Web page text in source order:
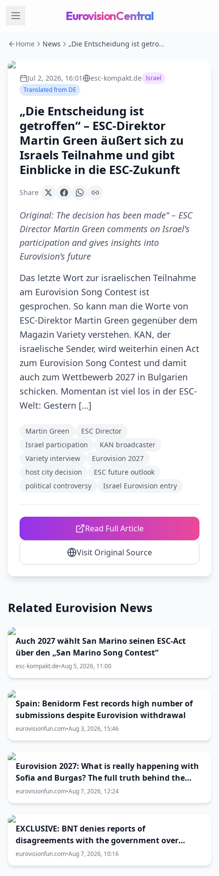
EurovisionCentral
Home News „Die Entscheidung ist getroffen“ – ESC-Direktor Martin Green äußert sich zu Israels Teilnahme und gibt Einblicke in die ESC-Zukunft
Jul 2, 2026, 16:01 esc-kompakt.de Israel
Translated from DE
„Die Entscheidung ist
getroffen“ – ESC-Direktor
Martin Green äußert sich zu
Israels Teilnahme und gibt
Einblicke in die ESC-Zukunft
Share
Original: The decision has been made" – ESC
Director Martin Green comments on Israel's
participation and gives insights into
Eurovision's future
Das letzte Wort zur israelischen Teilnahme
am Eurovision Song Contest ist
gesprochen. So kann man die Worte von
ESC-Direktor Martin Green gegenüber dem
Magazin Variety verstehen. KAN, der
israelische Sender, wird weiterhin einen Act
zum Eurovision Song Contest und damit
auch zum Wettbewerb 2027 in Bulgarien
schicken. Momentan ist viel los in der ESC-
Welt: Gestern […]
Martin Green
ESC Director
Israel participation
KAN broadcaster
Variety interview
Eurovision 2027
host city decision
ESC future outlook
political controversy
Israel Eurovision entry
Read Full Article
Visit Original Source
Related Eurovision News
Auch 2027 wählt San Marino seinen ESC-Act
über den „San Marino Song Contest“
esc-kompakt.de•Aug 5, 2026, 11:00
Spain: Benidorm Fest records high number of
submissions despite Eurovision withdrawal
eurovisionfun.com•Aug 3, 2026, 15:46
Eurovision 2027: What is really happening with
Sofia and Burgas? The full truth behind the
host city selection
eurovisionfun.com•Aug 7, 2026, 12:24
EXCLUSIVE: BNT denies reports of
disagreements with the government over
Eurovision 2027 host city
eurovisionfun.com•Aug 7, 2026, 10:16